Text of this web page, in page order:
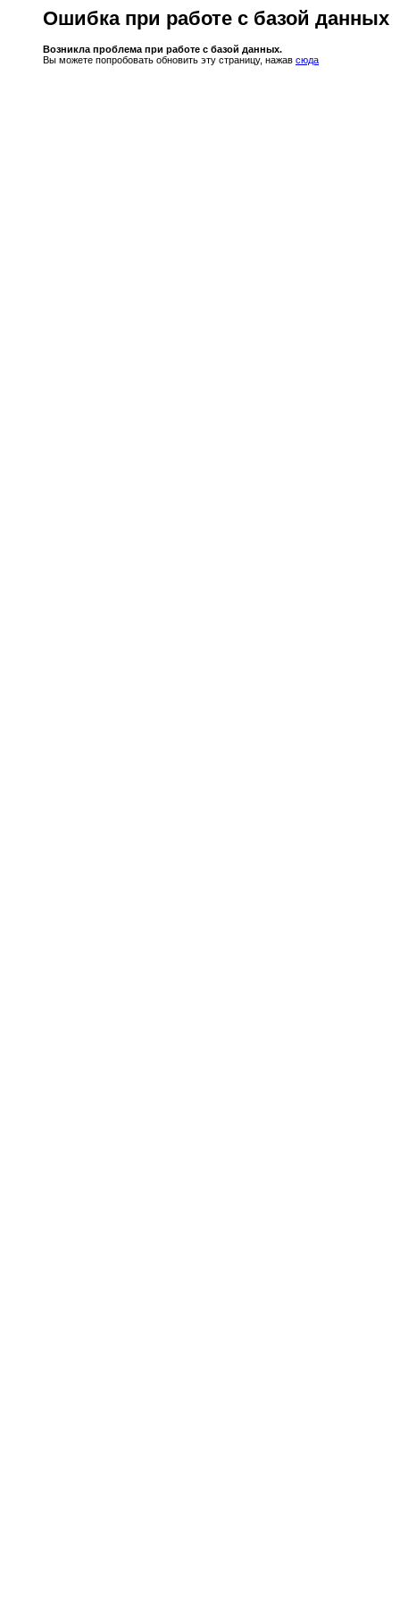
Ошибка при работе с базой данных
Возникла проблема при работе с базой данных.
Вы можете попробовать обновить эту страницу, нажав сюда